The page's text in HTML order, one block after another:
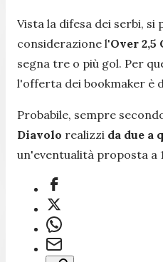
Vista la difesa dei serbi, si
considerazione l'Over 2,5
segna tre o più gol. Per
l'offerta dei bookmaker è
Probabile, sempre
Diavolo realizzi da due a
un'eventualità proposta a